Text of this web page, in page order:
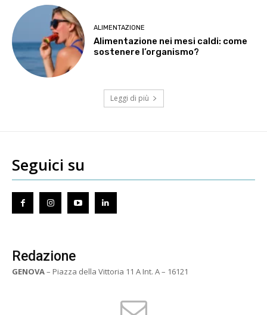
ALIMENTAZIONE
Alimentazione nei mesi caldi: come
sostenere l’organismo?
Leggi di più
Seguici su
Redazione
GENOVA– Piazza della Vittoria 11 A Int. A – 16121